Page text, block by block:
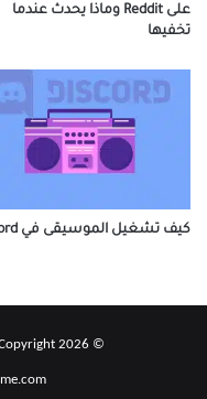
على Reddit وماذا يحدث عندما
تخفيها
كيف تشغيل الموسيقى في Discord
© Copyright 2026 أحلى هاوم, All Rights Reserved